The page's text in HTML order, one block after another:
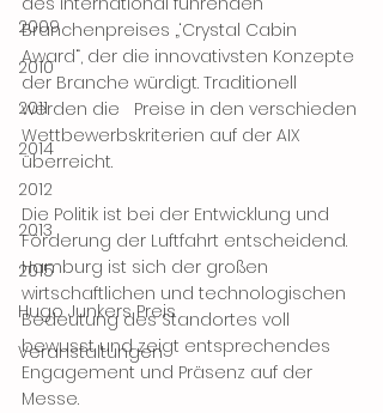
2009
2010
2011
2014
2012
2013
2015
Hugo Junkers Preis
Veranstaltungen
Branchenpreises „‘Crystal Cabin
Award“, der die innovativsten Konzepte
der Branche würdigt. Traditionell
werden die   Preise in den verschieden
Wettbewerbskriterien auf der AIX
überreicht.
Die Politik ist bei der Entwicklung und
Förderung der Luftfahrt entscheidend.
Hamburg ist sich der großen
wirtschaftlichen und technologischen
Bedeutung des Standortes voll
bewusst und zeigt entsprechendes
Engagement und Präsenz auf der
Messe.